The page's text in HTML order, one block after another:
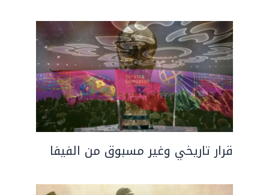
قرار تاريخي وغير مسبوق من الفيفا